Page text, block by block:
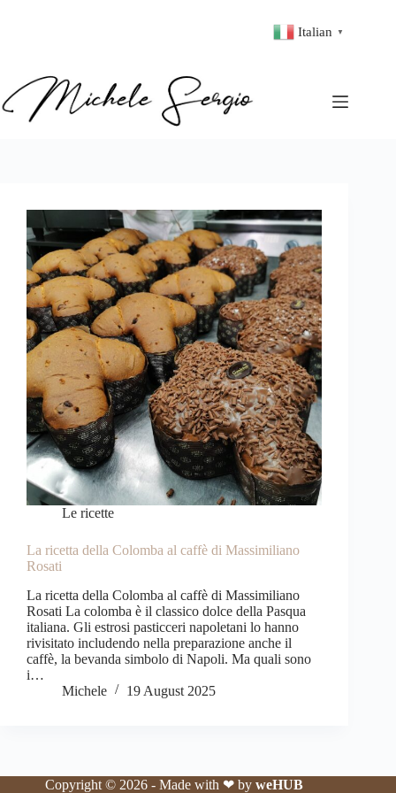
Italian ▼
Le ricette
La ricetta della Colomba al caffè di Massimiliano
Rosati
La ricetta della Colomba al caffè di Massimiliano
Rosati La colomba è il classico dolce della Pasqua
italiana. Gli estrosi pasticceri napoletani lo hanno
rivisitato includendo nella preparazione anche il
caffè, la bevanda simbolo di Napoli. Ma quali sono
i…
Michele
19 August 2025
Copyright © 2026 - Made with ❤ byweHUB